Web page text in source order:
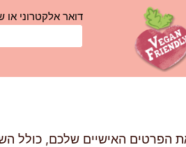
דואר אלקטרוני
הפרטים האישיים שלכם, כולל